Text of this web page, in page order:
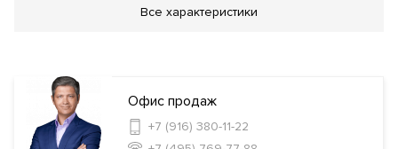
Инфраструктура в доме
Фитнес клуб Кладовые комнаты
Консьерж
Все характеристики
Офис продаж
+7 (916) 380-11-22